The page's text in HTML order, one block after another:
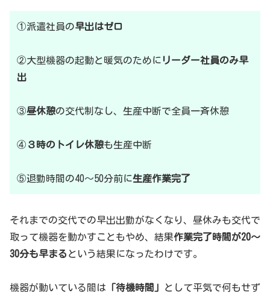
①派遣社員の早出はゼロ
②大型機器の起動と暖気のために リーダー社員のみ早
出
③昼休憩の交代制なし、生産中断で全員一斉休憩
④ ３時のトイレ休憩も生産中断
⑤退勤時間の40～50分前に生産作業完了
それまでの交代での早出出勤がなくなり、昼休みも交代で
取って機器を動かすこともやめ、結果作業完了時間が20～
30分も早まる という結果になったわけです。
機器が動いている間は 「待機時間」
として平気で何もせず